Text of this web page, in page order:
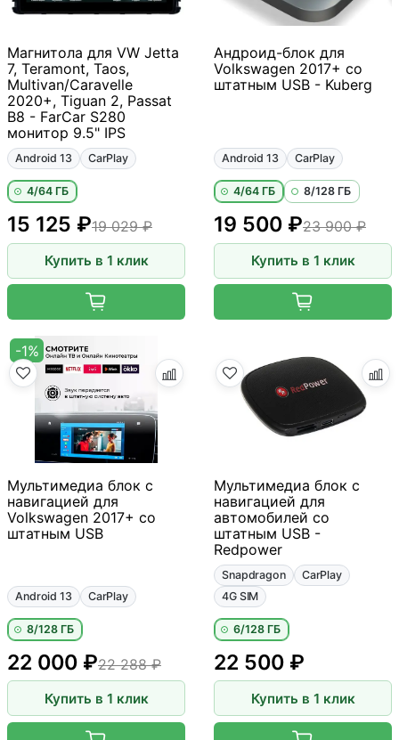
Магнитола для VW Jetta
7, Teramont, Taos,
Multivan/Caravelle
2020+, Tiguan 2, Passat
B8 - FarCar S280
монитор 9.5" IPS
Android 13 CarPlay
4/64 ГБ
19 029 ₽
15 125 ₽
Купить в 1 клик
Андроид-блок для
Volkswagen 2017+ со
штатным USB - Kuberg
Android 13 CarPlay
4/64 ГБ 8/128 ГБ
19 500 ₽23 900 ₽
Купить в 1 клик
-1%
Мультимедиа блок с
навигацией для
Volkswagen 2017+ со
штатным USB
Android 13 CarPlay
8/128 ГБ
22 288 ₽
22 000 ₽
Купить в 1 клик
Мультимедиа блок с
навигацией для
автомобилей со
штатным USB -
Redpower
Snapdragon
CarPlay
4G SIM
6/128 ГБ
22 500 ₽
Купить в 1 клик